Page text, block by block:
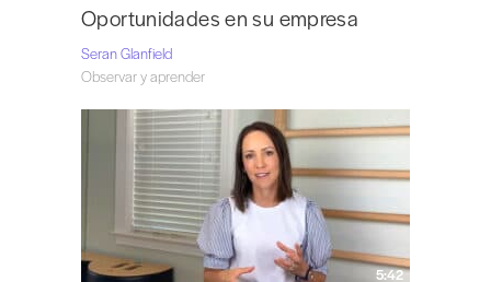
Oportunidades en su empresa
Seran Glanfield
Observar y aprender
5:42